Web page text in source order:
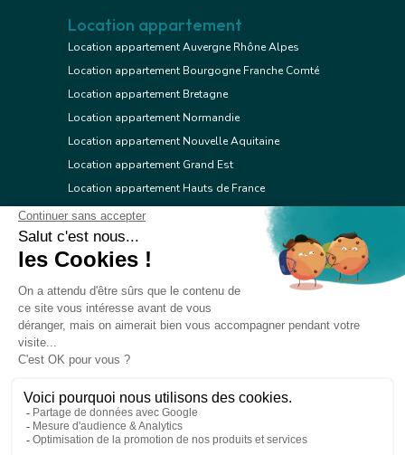
© 2026 Réseau immobilier l'Adresse
Location appartement
Location appartement Auvergne Rhône Alpes
Location appartement Bourgogne Franche Comté
Location appartement Bretagne
Location appartement Normandie
Location appartement Nouvelle Aquitaine
Location appartement Grand Est
Location appartement Hauts de France
Location appartement Ile de France
Location appartement Centre Val de Loire
Location appartement Occitanie
Location appartement Provence Alpes Côte d'Azur
Location appartement Corse